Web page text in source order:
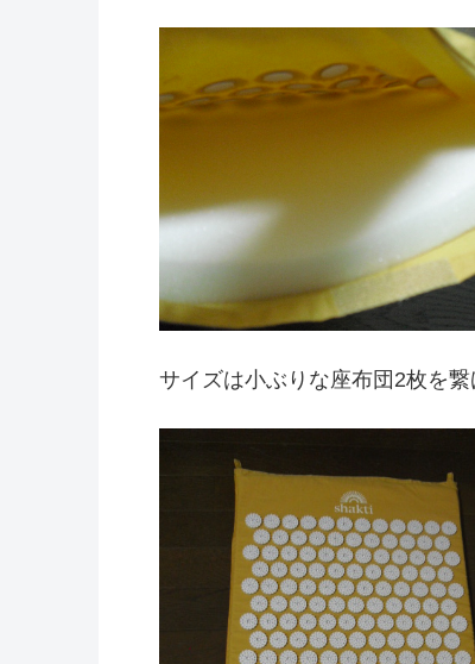
サイズは小ぶりな座布団2枚を繋